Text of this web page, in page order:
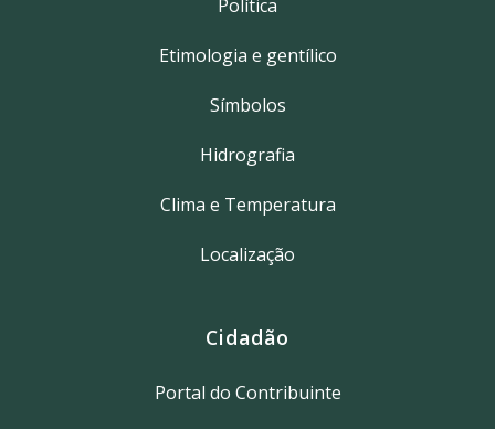
Política
Etimologia e gentílico
Símbolos
Hidrografia
Clima e Temperatura
Localização
Cidadão
Portal do Contribuinte